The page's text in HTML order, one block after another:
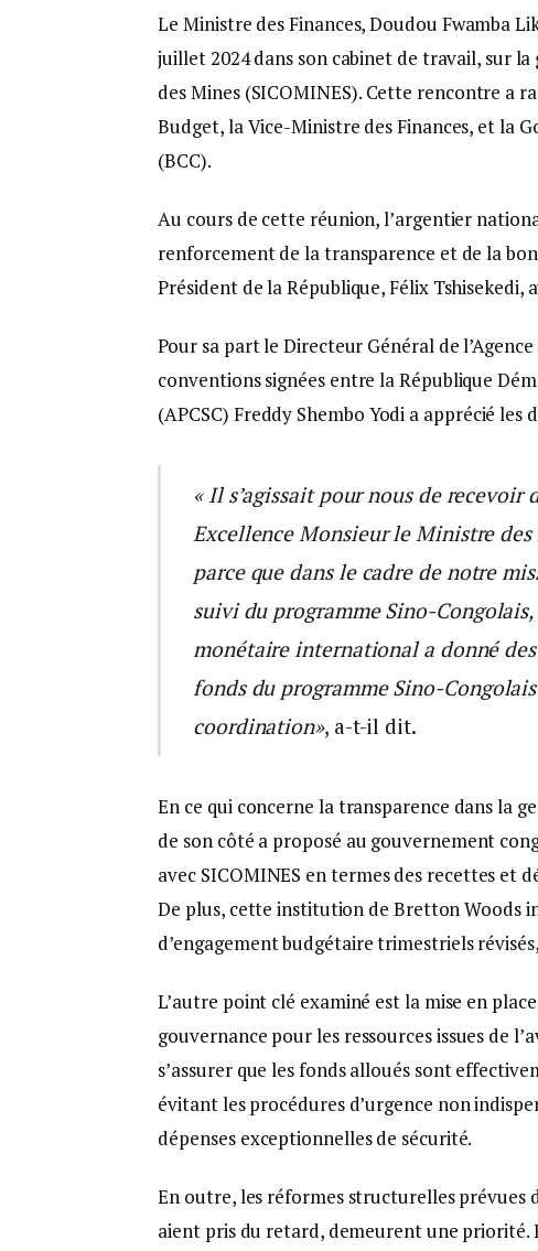
Le Ministre des Finances, Doudou Fwamba
juillet 2024 dans son cabinet de travail, sur
des Mines (SICOMINES). Cette rencontre a
Budget, la Vice-Ministre des Finances, et la
(BCC).
Au cours de cette réunion, l’argentier
renforcement de la transparence et de la
Président de la République, Félix
Pour sa part le Directeur Général de
conventions signées entre la République
(APCSC) Freddy Shembo Yodi a apprécié les
« Il s’agissait pour nous de
Excellence Monsieur le Ministre
parce que dans le cadre de notre
suivi du programme Sino-
monétaire international a donné
fonds du programme Sino-
coordination», a-t-il dit.
En ce qui concerne la transparence dans la
de son côté a proposé au gouvernement
avec SICOMINES en termes des recettes et
De plus, cette institution de Bretton Woods
d’engagement budgétaire trimestriels
L’autre point clé examiné est la mise en
gouvernance pour les ressources issues de
s’assurer que les fonds alloués sont
évitant les procédures d’urgence non
dépenses exceptionnelles de sécurité.
En outre, les réformes structurelles prévues
aient pris du retard, demeurent une priorité.